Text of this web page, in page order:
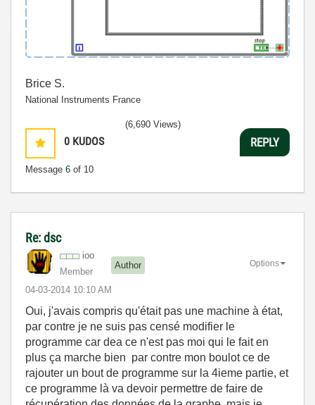
Brice S.
National Instruments France
0 KUDOS
Message 6 of 10
(6,690 Views)
REPLY
Re: dsc
ioo
Member
Author
‎04-03-2014 10:10 AM
Options
Oui, j'avais compris qu'était pas une machine à état,
par contre je ne suis pas censé modifier le
programme car dea ce n'est pas moi qui le fait en
plus ça marche bien par contre mon boulot ce de
rajouter un bout de programme sur la 4ieme partie, et
ce programme là va devoir permettre de faire de